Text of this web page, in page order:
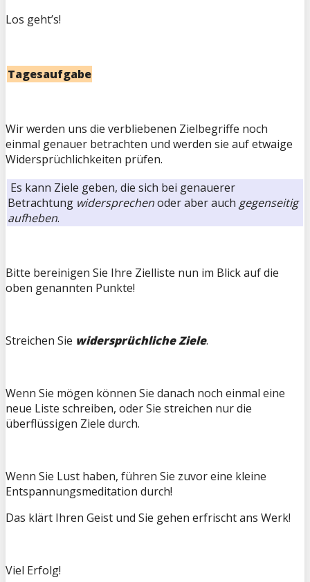
Los geht’s!
Tagesaufgabe
Wir werden uns die verbliebenen Zielbegriffe noch
einmal genauer betrachten und werden sie auf etwaige
Widersprüchlichkeiten prüfen.
Es kann Ziele geben, die sich bei genauerer
Betrachtung widersprechenoder aber auch gegenseitig
aufheben.
Bitte bereinigen Sie Ihre Zielliste nun im Blick auf die
oben genannten Punkte!
Streichen Sie widersprüchliche Ziele.
Wenn Sie mögen können Sie danach noch einmal eine
neue Liste schreiben, oder Sie streichen nur die
überflüssigen Ziele durch.
Wenn Sie Lust haben, führen Sie zuvor eine kleine
Entspannungsmeditation durch!
Das klärt Ihren Geist und Sie gehen erfrischt ans Werk!
Viel Erfolg!